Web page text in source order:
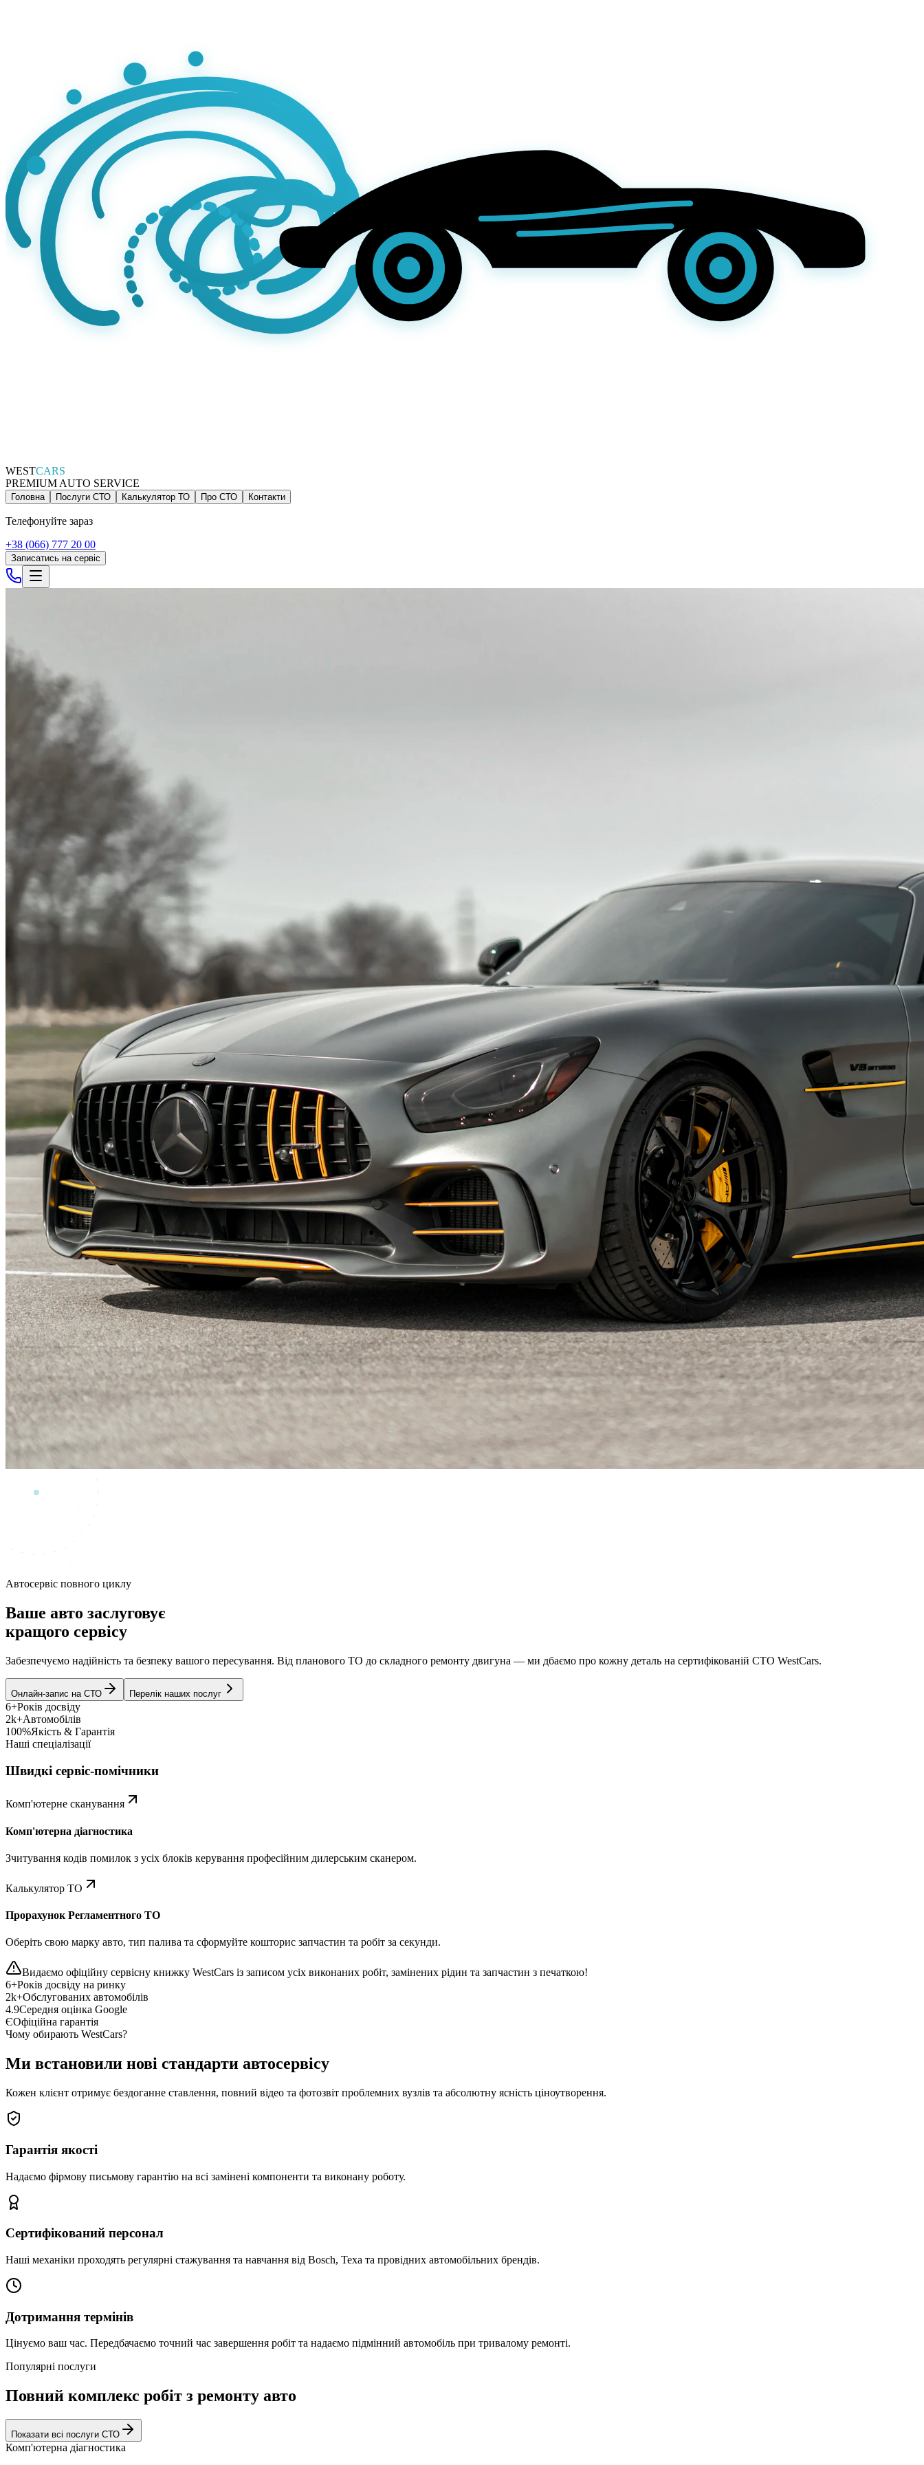
WESTCARS
PREMIUM AUTO SERVICE
Головна Послуги СТО Калькулятор ТО Про СТО Контакти
Телефонуйте зараз
+38 (066) 777 20 00
Записатись на сервіс
Автосервіс повного циклу
Ваше авто заслуговує
кращого сервісу
Забезпечуємо надійність та безпеку вашого пересування. Від планового ТО до складного ремонту двигуна — ми дбаємо про кожну деталь на сертифікованій СТО WestCars.
Онлайн-запис на СТО Перелік наших послуг
6+Років досвіду
2k+Автомобілів
100%Якість & Гарантія
Наші спеціалізації
Швидкі сервіс-помічники
Комп'ютерне сканування
Комп'ютерна діагностика
Зчитування кодів помилок з усіх блоків керування професійним дилерським сканером.
Калькулятор ТО
Прорахунок Регламентного ТО
Оберіть свою марку авто, тип палива та сформуйте кошторис запчастин та робіт за секунди.
Видаємо офіційну сервісну книжку WestCars із записом усіх виконаних робіт, замінених рідин та запчастин з печаткою!
6+Років досвіду на ринку
2k+Обслугованих автомобілів
4.9Середня оцінка Google
ЄОфіційна гарантія
Чому обирають WestCars?
Ми встановили нові стандарти автосервісу
Кожен клієнт отримує бездоганне ставлення, повний відео та фотозвіт проблемних вузлів та абсолютну ясність ціноутворення.
Гарантія якості
Надаємо фірмову письмову гарантію на всі замінені компоненти та виконану роботу.
Сертифікований персонал
Наші механіки проходять регулярні стажування та навчання від Bosch, Texa та провідних автомобільних брендів.
Дотримання термінів
Цінуємо ваш час. Передбачаємо точний час завершення робіт та надаємо підмінний автомобіль при тривалому ремонті.
Популярні послуги
Повний комплекс робіт з ремонту авто
Показати всі послуги СТО
Комп'ютерна діагностика